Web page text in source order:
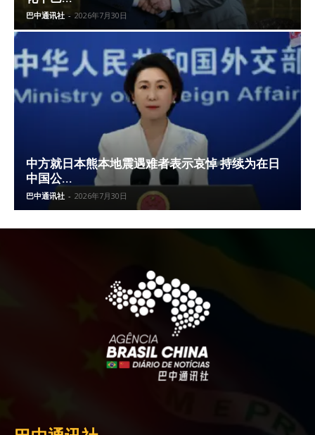
巴中通讯社 - 2026年7月30日
中方就日本熊本地震遇难者表示哀悼 持续为在日
中国公...
巴中通讯社 - 2026年7月30日